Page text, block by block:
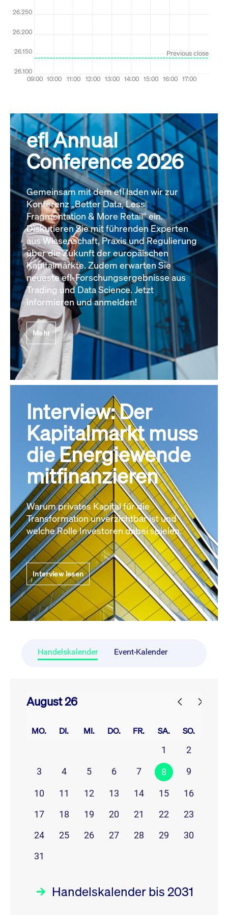
efl Annual
Conference 2026
Gemeinsam mit dem efl laden wir zur
Konferenz „Better Data, Less
Fragmentation & More Retail“ ein.
Diskutieren Sie mit führenden Experten
aus Wissenschaft, Praxis und Regulierung
über die Zukunft der europäischen
Kapitalmärkte. Zudem erwarten Sie
neueste efl-Forschungsergebnisse aus
Trading und Data Science. Jetzt
informieren und anmelden!
Mehr
Interview: Der
Kapitalmarkt muss
die Energiewende
mitfinanzieren
Warum privates Kapital für die
Transformation unverzichtbar ist und
welche Rolle Investoren dabei spielen.
Interview lesen
Handelskalender Event-Kalender
August 26
MO. DI. MI. DO. FR. SA. SO.
1
2
3
4 5 6 7 8 9
10 11 12 13 14 15
16
17
18 19 20 21 22
23
24
25 26 27 28 29
30
31
Handelskalender bis 2031